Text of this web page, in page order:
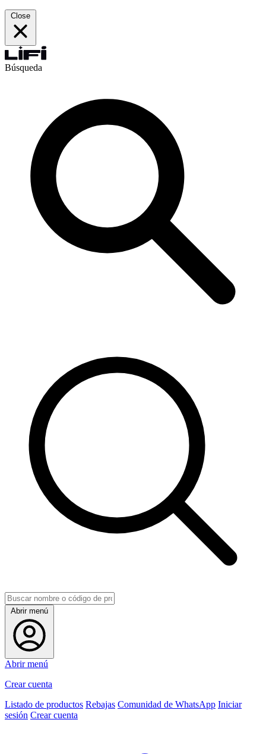
Close
Búsqueda
Abrir menú
Abrir menú
Crear cuenta
Listado de productos Rebajas Comunidad de WhatsApp Iniciar
sesión Crear cuenta